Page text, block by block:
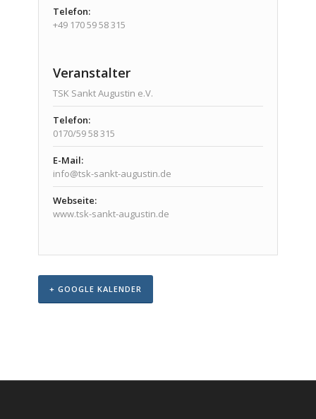
Telefon:
+49 170 59 58 315
Veranstalter
TSK Sankt Augustin e.V.
Telefon:
0170/59 58 315
E-Mail:
info@tsk-sankt-augustin.de
Webseite:
www.tsk-sankt-augustin.de
+ GOOGLE KALENDER